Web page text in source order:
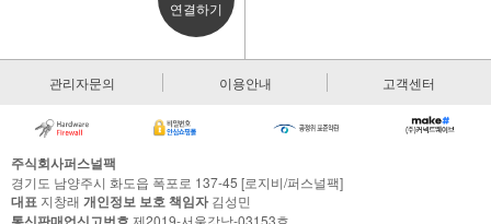
연결하기
관리자문의 이용안내 고객센터
주식회사퍼스널팩
경기도 남양주시 화도읍 폭포로 137-45 [로지비/퍼스널팩]
대표 지창래 개인정보 보호 책임자김성민
제2019-서울강남-03153호